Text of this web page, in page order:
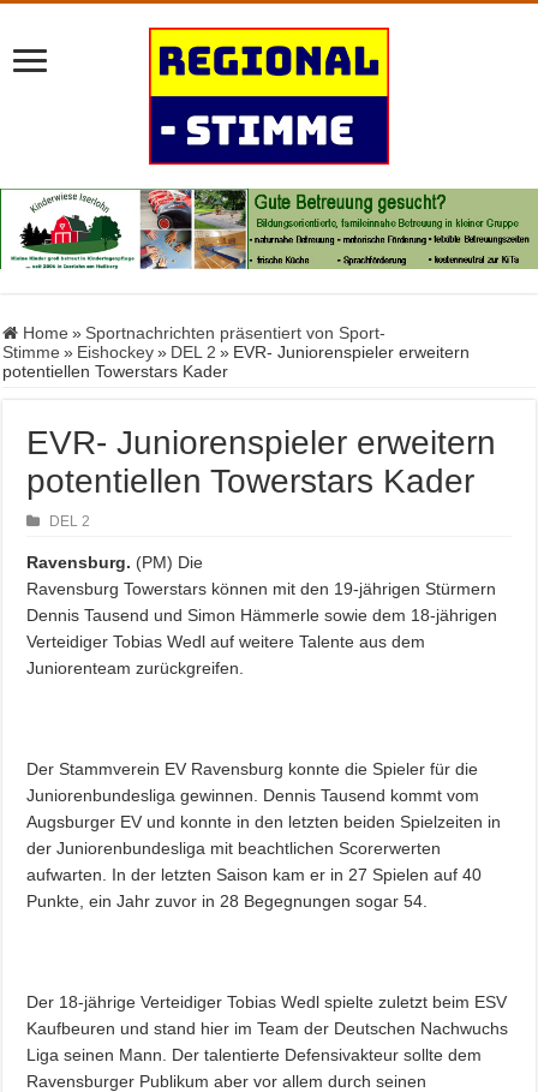
Home » Sportnachrichten präsentiert von Sport-
Stimme » Eishockey » DEL 2 » EVR- Juniorenspieler erweitern
potentiellen Towerstars Kader
EVR- Juniorenspieler erweitern
potentiellen Towerstars Kader
DEL 2
Ravensburg. (PM) Die
Ravensburg Towerstars können mit den 19-jährigen Stürmern
Dennis Tausend und Simon Hämmerle sowie dem 18-jährigen
Verteidiger Tobias Wedl auf weitere Talente aus dem
Juniorenteam zurückgreifen.
Der Stammverein EV Ravensburg konnte die Spieler für die
Juniorenbundesliga gewinnen. Dennis Tausend kommt vom
Augsburger EV und konnte in den letzten beiden Spielzeiten in
der Juniorenbundesliga mit beachtlichen Scorerwerten
aufwarten. In der letzten Saison kam er in 27 Spielen auf 40
Punkte, ein Jahr zuvor in 28 Begegnungen sogar 54.
Der 18-jährige Verteidiger Tobias Wedl spielte zuletzt beim ESV
Kaufbeuren und stand hier im Team der Deutschen Nachwuchs
Liga seinen Mann. Der talentierte Defensivakteur sollte dem
Ravensburger Publikum aber vor allem durch seinen